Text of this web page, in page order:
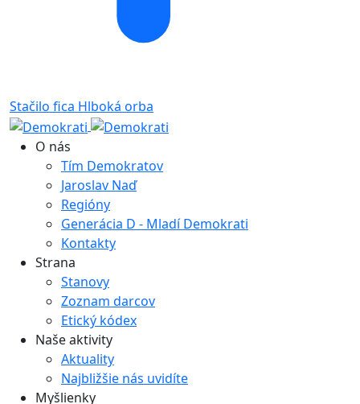
Stačilo fica Hlboká orba
O nás
Tím Demokratov
Jaroslav Naď
Regióny
Generácia D - Mladí Demokrati
Kontakty
Strana
Stanovy
Zoznam darcov
Etický kódex
Naše aktivity
Aktuality
Najbližšie nás uvidíte
Myšlienky